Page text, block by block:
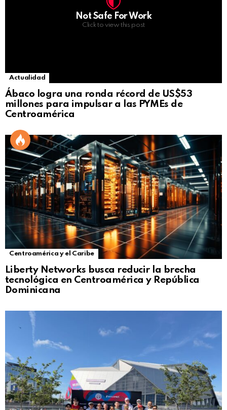
Not Safe For Work
Click to view this post
Actualidad
Ábaco logra una ronda récord de US$53
millones para impulsar a las PYMEs de
Centroamérica
Centroamérica y el Caribe
Liberty Networks busca reducir la brecha
tecnológica en Centroamérica y República
Dominicana